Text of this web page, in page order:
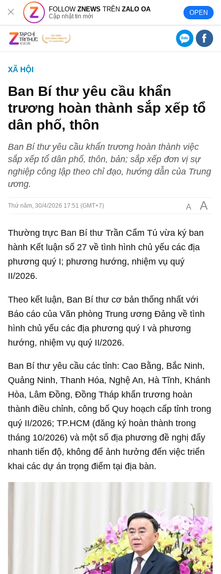
FOLLOWZNEWS TRÊNZALO OA
Cập nhật tin mới OPEN
XÃ HỘI
Ban Bí thư yêu cầu khẩn
trương hoàn thành sắp xếp tổ
dân phố, thôn
Ban Bí thư yêu cầu khẩn trương hoàn thành việc
sắp xếp tổ dân phố, thôn, bản; sắp xếp đơn vị sự
nghiệp công lập theo chỉ đạo, hướng dẫn của Trung
ương.
Thứ năm, 30/4/2026 17:51 (GMT+7) A A
Thường trực Ban Bí thư Trần Cẩm Tú vừa ký ban
hành Kết luận số 27 về tình hình chủ yếu các địa
phương quý I; phương hướng, nhiệm vụ quý
II/2026.
Theo kết luận, Ban Bí thư cơ bản thống nhất với
Báo cáo của Văn phòng Trung ương Đảng về tình
hình chủ yếu các địa phương quý I và phương
hướng, nhiệm vụ quý II/2026.
Ban Bí thư yêu cầu các tỉnh: Cao Bằng, Bắc Ninh,
Quảng Ninh, Thanh Hóa, Nghệ An, Hà Tĩnh, Khánh
Hòa, Lâm Đồng, Đồng Tháp khẩn trương hoàn
thành điều chỉnh, công bố Quy hoạch cấp tỉnh trong
quý II/2026; TP.HCM (đăng ký hoàn thành trong
tháng 10/2026) và một số địa phương đề nghị đẩy
nhanh tiến độ, không để ảnh hưởng đến việc triển
khai các dự án trọng điểm tại địa bàn.